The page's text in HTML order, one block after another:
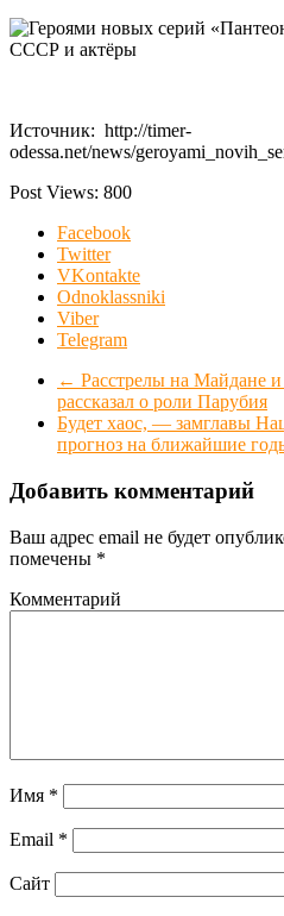
Источник: http://timer-
odessa.net/news/
Post Views: 800
Facebook
Twitter
VKontakte
Odnoklassniki
Viber
Telegram
← Расстрелы на Майдане
рассказал о роли Парубия
Будет хаос, — замглавы
прогноз на ближайшие
Добавить комментарий
Ваш адрес email не будет
помечены *
Комментарий
Имя *
Email *
Сайт